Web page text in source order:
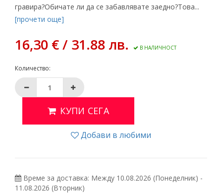
гравира?Обичате ли да се забавлявате заедно?Това...
[прочети още]
16,30 € / 31.88 лв. В НАЛИЧНОСТ
Количество:
КУПИ СЕГА
Добави в любими
Време за доставка: Между 10.08.2026 (Понеделник) -
11.08.2026 (Вторник)